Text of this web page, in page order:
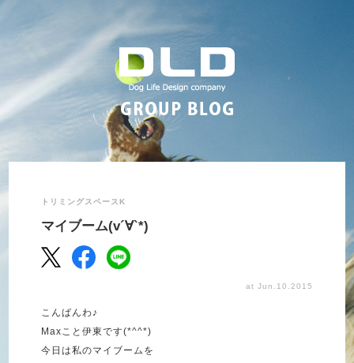
トリミングスペースK
マイブーム(v´∀`*)
at Jun.10.2015
こんばんわ♪
Maxこと伊東です(*^^*)
今日は私のマイブームを